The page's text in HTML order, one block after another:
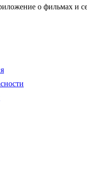
о фильмах и